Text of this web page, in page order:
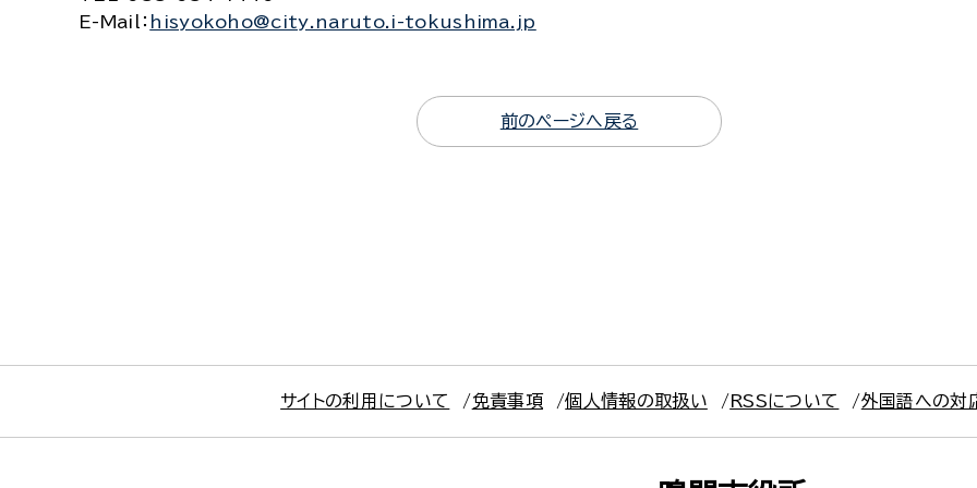
E-Mail
： hisyokoho@city.naruto.i-tokushima.jp
前のページへ戻る
サイトの利用について 免責事項 個人情報の取扱い RSSについて 外国語への対